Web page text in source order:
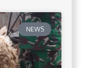
NEWS